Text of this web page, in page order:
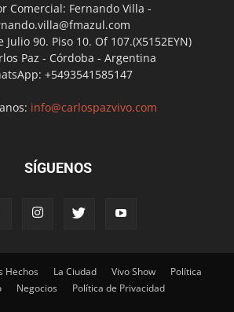
Comercial: Fernando Villa -
90. Piso 10. Of 107.(X5152EYN)
Paz - Córdoba - Argentina
+5493541585147
info@carlospazvivo.com
SÍGUENOS
Hechos La Ciudad Vivo Show
Política
Negocios Política de Privacidad